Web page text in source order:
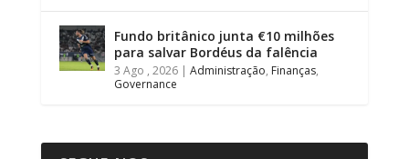
Fundo britânico junta €10 milhões
para salvar Bordéus da falência
3 Ago , 2026| Administração, Finanças,
Governance